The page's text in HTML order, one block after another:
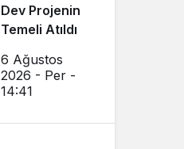
Dev Projenin
Temeli Atıldı
6 Ağustos
2026 - Per -
14:41